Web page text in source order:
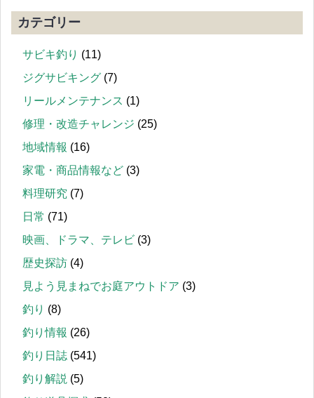
カテゴリー
サビキ釣り (11)
ジグサビキング (7)
リールメンテナンス (1)
修理・改造チャレンジ (25)
地域情報 (16)
家電・商品情報など (3)
料理研究 (7)
日常 (71)
映画、ドラマ、テレビ (3)
歴史探訪 (4)
見よう見まねでお庭アウトドア (3)
釣り (8)
釣り情報 (26)
釣り日誌 (541)
釣り解説 (5)